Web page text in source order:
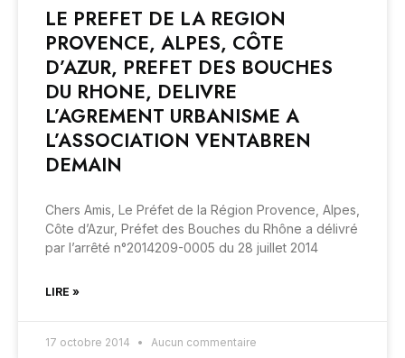
LE PREFET DE LA REGION
PROVENCE, ALPES, CÔTE
D’AZUR, PREFET DES BOUCHES
DU RHONE, DELIVRE
L’AGREMENT URBANISME A
L’ASSOCIATION VENTABREN
DEMAIN
Chers Amis, Le Préfet de la Région Provence, Alpes,
Côte d’Azur, Préfet des Bouches du Rhône a délivré
par l’arrêté n°2014209-0005 du 28 juillet 2014
LIRE »
17 octobre 2014 Aucun commentaire